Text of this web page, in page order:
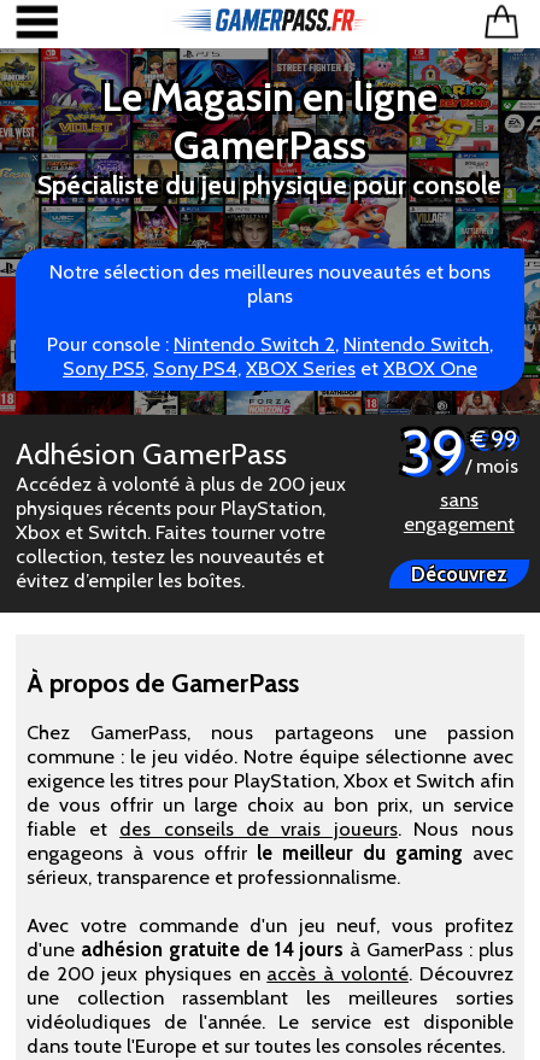
Le Magasin en ligne
GamerPass
Spécialiste du jeu physique pour console
Notre sélection des meilleures nouveautés et bons
plans
Pour console : Nintendo Switch 2, Nintendo Switch,
Sony PS5, Sony PS4, XBOX Series et XBOX One
Adhésion GamerPass
Accédez à volonté à plus de 200 jeux
physiques récents pour PlayStation,
Xbox et Switch. Faites tourner votre
collection, testez les nouveautés et
évitez d’empiler les boîtes.
39€ 99
/ mois
sans
engagement
Découvrez
À propos de GamerPass
Chez GamerPass, nous partageons une passion
commune : le jeu vidéo. Notre équipe sélectionne avec
exigence les titres pour PlayStation, Xbox et Switch afin
de vous offrir un large choix au bon prix, un service
fiable et des conseils de vrais joueurs. Nous nous
engageons à vous offrir le meilleur du gaming avec
sérieux, transparence et professionnalisme.
Avec votre commande d'un jeu neuf, vous profitez
d'une adhésion gratuite de 14 jours à GamerPass : plus
de 200 jeux physiques en accès à volonté. Découvrez
une collection rassemblant les meilleures sorties
vidéoludiques de l'année. Le service est disponible
dans toute l'Europe et sur toutes les consoles récentes.